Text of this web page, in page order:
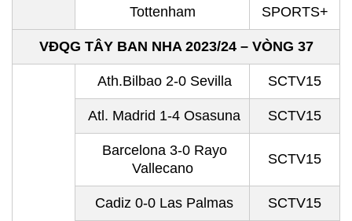
Tottenham
SPORTS+
VĐQG TÂY BAN NHA 2023/24 – VÒNG 37
Ath.Bilbao 2-0 Sevilla SCTV15
Atl. Madrid 1-4 Osasuna SCTV15
Barcelona 3-0 Rayo
Vallecano
SCTV15
Cadiz 0-0 Las Palmas SCTV15